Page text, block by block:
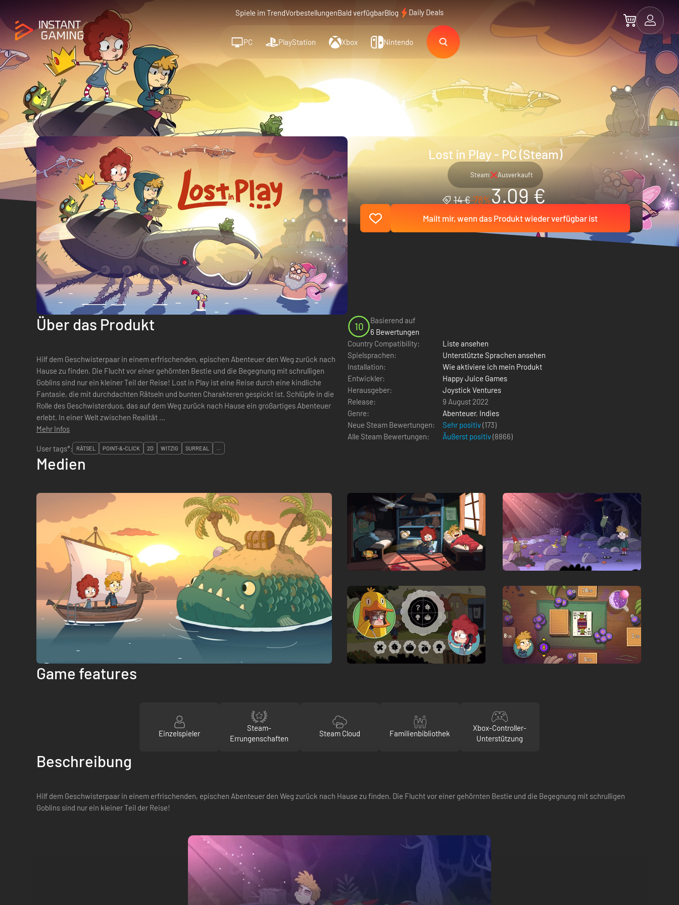
Spiele im TrendVorbestellungenBald verfügbarBlog Daily Deals
PC PlayStation Xbox Nintendo
Lost in Play - PC (Steam)
Steam Ausverkauft
14 €-78%3.09 €
Mailt mir, wenn das Produkt wieder verfügbar ist
Über das Produkt
Hilf dem Geschwisterpaar in einem erfrischenden, epischen Abenteuer den Weg zurück nach
Hause zu finden. Die Flucht vor einer gehörnten Bestie und die Begegnung mit schrulligen
Goblins sind nur ein kleiner Teil der Reise! Lost in Play ist eine Reise durch eine kindliche
Fantasie, die mit durchdachten Rätseln und bunten Charakteren gespickt ist. Schlüpfe in die
Rolle des Geschwisterduos, das auf dem Weg zurück nach Hause ein großartiges Abenteuer
erlebt. In einer Welt zwischen Realität ...
Mehr Infos
10
Basierend auf
6 Bewertungen
Country Compatibility:
Liste ansehen
Spielsprachen:
Unterstützte Sprachen ansehen
Installation:
Wie aktiviere ich mein Produkt
Entwickler:
Happy Juice Games
Herausgeber:
Joystick Ventures
Release:
9 August 2022
Genre:
Abenteuer, Indies
Neue Steam Bewertungen:
Sehr positiv(173)
Alle Steam Bewertungen:
Äußerst positiv(8866)
User tags*:
RÄTSEL POINT-&-CLICK 2D WITZIG SURREAL ...
Medien
Game features
Einzelspieler
Steam-
Errungenschaften
Steam Cloud Familienbibliothek
Xbox-Controller-
Unterstützung
Beschreibung
Hilf dem Geschwisterpaar in einem erfrischenden, epischen Abenteuer den Weg zurück nach Hause zu finden. Die Flucht vor einer gehörnten Bestie und die Begegnung mit schrulligen
Goblins sind nur ein kleiner Teil der Reise!